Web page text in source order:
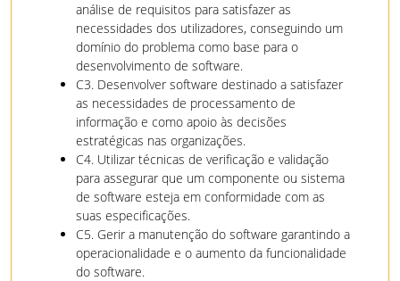
análise de requisitos para satisfazer as
necessidades dos utilizadores, conseguindo um
domínio do problema como base para o
desenvolvimento de software.
C3. Desenvolver software destinado a satisfazer
as necessidades de processamento de
informação e como apoio às decisões
estratégicas nas organizações.
C4. Utilizar técnicas de verificação e validação
para assegurar que um componente ou sistema
de software esteja em conformidade com as
suas especificações.
C5. Gerir a manutenção do software garantindo a
operacionalidade e o aumento da funcionalidade
do software.